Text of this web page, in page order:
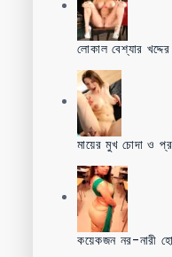
লোকাল বেশ্যার খদ্দের
মায়ের মুখ চোদা ও
কয়েকজন নর-নারী